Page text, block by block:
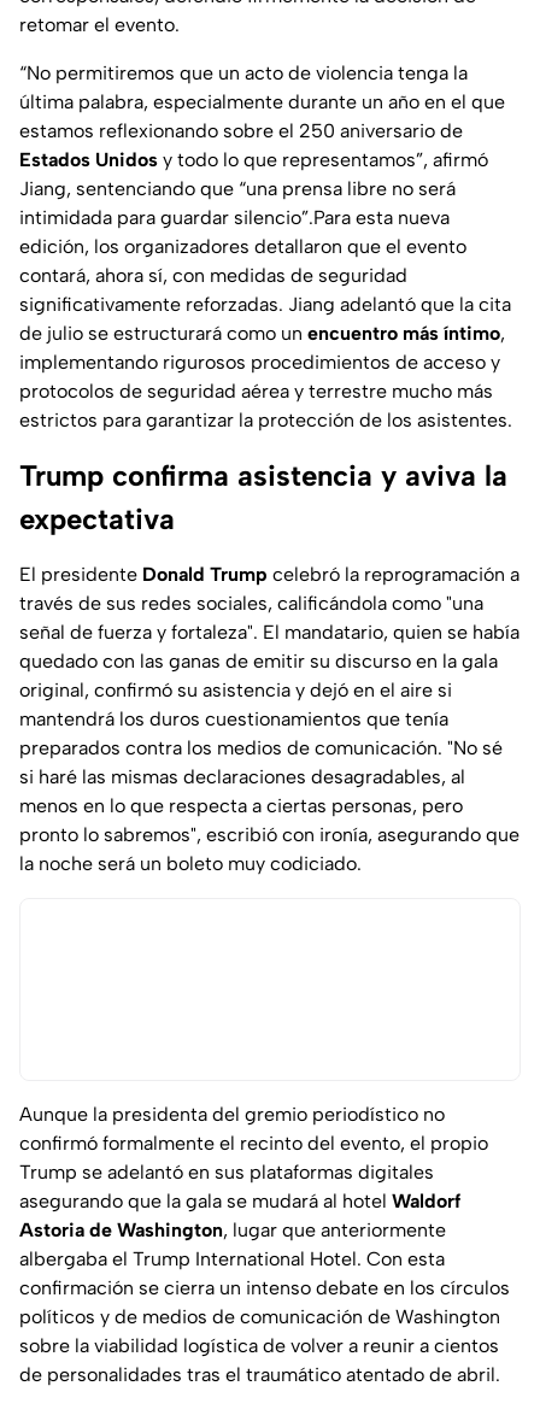
retomar el evento.
“No permitiremos que un acto de violencia tenga la
última palabra, especialmente durante un año en el que
estamos reflexionando sobre el 250 aniversario de
Estados Unidos y todo lo que representamos”, afirmó
Jiang, sentenciando que “una prensa libre no será
intimidada para guardar silencio”.Para esta nueva
edición, los organizadores detallaron que el evento
contará, ahora sí, con medidas de seguridad
significativamente reforzadas. Jiang adelantó que la cita
de julio se estructurará como un encuentro más íntimo,
implementando rigurosos procedimientos de acceso y
protocolos de seguridad aérea y terrestre mucho más
estrictos para garantizar la protección de los asistentes.
Trump confirma asistencia y aviva la
expectativa
El presidente Donald Trump celebró la reprogramación a
través de sus redes sociales, calificándola como "una
señal de fuerza y fortaleza". El mandatario, quien se había
quedado con las ganas de emitir su discurso en la gala
original, confirmó su asistencia y dejó en el aire si
mantendrá los duros cuestionamientos que tenía
preparados contra los medios de comunicación. "No sé
si haré las mismas declaraciones desagradables, al
menos en lo que respecta a ciertas personas, pero
pronto lo sabremos", escribió con ironía, asegurando que
la noche será un boleto muy codiciado.
Aunque la presidenta del gremio periodístico no
confirmó formalmente el recinto del evento, el propio
Trump se adelantó en sus plataformas digitales
asegurando que la gala se mudará al hotel Waldorf
Astoria de Washington, lugar que anteriormente
albergaba el Trump International Hotel. Con esta
confirmación se cierra un intenso debate en los círculos
políticos y de medios de comunicación de Washington
sobre la viabilidad logística de volver a reunir a cientos
de personalidades tras el traumático atentado de abril.